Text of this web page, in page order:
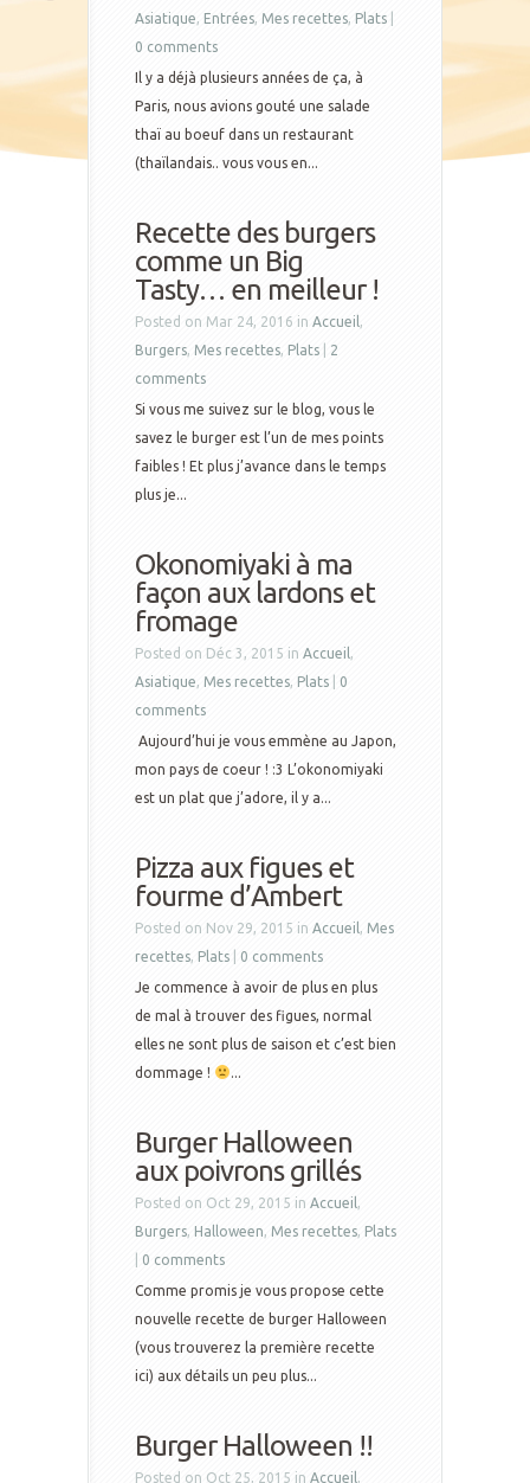
Asiatique, Entrées, Mes recettes, Plats
0 comments
Il y a déjà plusieurs années de ça, à
Paris, nous avions gouté une salade
thaï au boeuf dans un restaurant
(thaïlandais.. vous vous en...
Recette des burgers
comme un Big
Tasty… en meilleur !
Posted on Mar 24, 2016 in Accueil ,
Burgers, Mes recettes, Plats
2
comments
Si vous me suivez sur le blog, vous le
savez le burger est l’un de mes points
faibles ! Et plus j’avance dans le temps
plus je...
Okonomiyaki à ma
façon aux lardons et
fromage
Posted on Déc 3, 2015 in Accueil ,
Asiatique, Mes recettes, Plats
0
comments
Aujourd’hui je vous emmène au Japon,
mon pays de coeur ! :3 L’okonomiyaki
est un plat que j’adore, il y a...
Pizza aux figues et
fourme d’Ambert
Posted on Nov 29, 2015 in Accueil , Mes
recettes, Plats
0 comments
Je commence à avoir de plus en plus
de mal à trouver des figues, normal
elles ne sont plus de saison et c’est bien
dommage !
...
Burger Halloween
aux poivrons grillés
Posted on Oct 29, 2015 in Accueil ,
Burgers, Halloween, Mes recettes, Plats
0 comments
Comme promis je vous propose cette
nouvelle recette de burger Halloween
(vous trouverez la première recette
ici) aux détails un peu plus...
Burger Halloween !!
Posted on Oct 25, 2015 in Accueil ,